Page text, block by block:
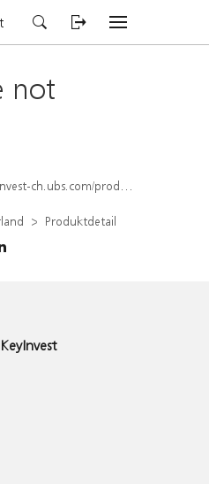
not
produkt/detail/index/isin/CH1564517360
Produktdetail